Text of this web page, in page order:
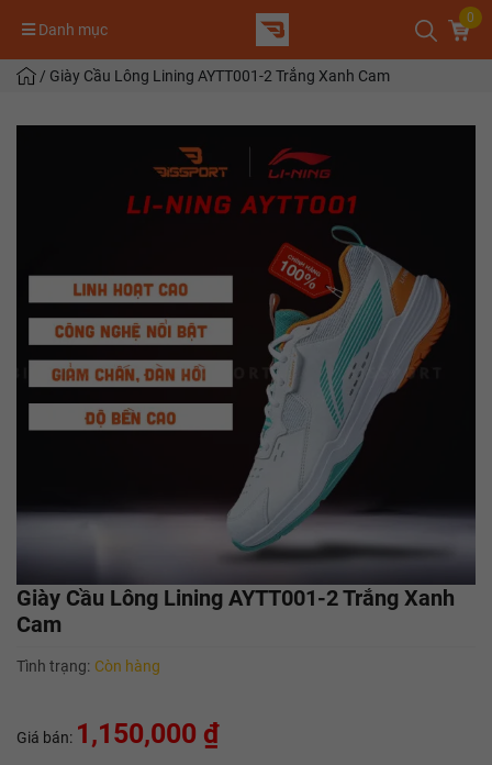
Danh mục
0
/ Giày Cầu Lông Lining AYTT001-2 Trắng Xanh Cam
Giày Cầu Lông Lining AYTT001-2 Trắng Xanh
Cam
Tình trạng: Còn hàng
Giá bán: 1,150,000 ₫